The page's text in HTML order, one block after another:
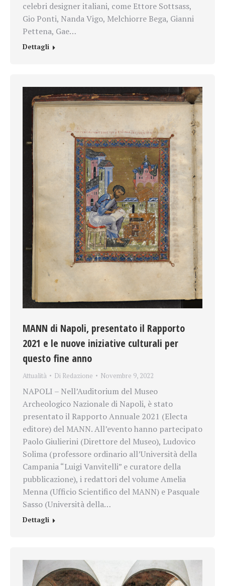
celebri designer italiani, come Ettore Sottsass,
Gio Ponti, Nanda Vigo, Melchiorre Bega, Gianni
Pettena, Gae…
Dettagli
MANN di Napoli, presentato il Rapporto
2021 e le nuove iniziative culturali per
questo fine anno
Attualità Di Redazione Novembre 9, 2022
NAPOLI – Nell’Auditorium del Museo
Archeologico Nazionale di Napoli, è stato
presentato il Rapporto Annuale 2021 (Electa
editore) del MANN. All’evento hanno partecipato
Paolo Giulierini (Direttore del Museo), Ludovico
Solima (professore ordinario all’Università della
Campania “Luigi Vanvitelli” e curatore della
pubblicazione), i redattori del volume Amelia
Menna (Ufficio Scientifico del MANN) e Pasquale
Sasso (Università della…
Dettagli